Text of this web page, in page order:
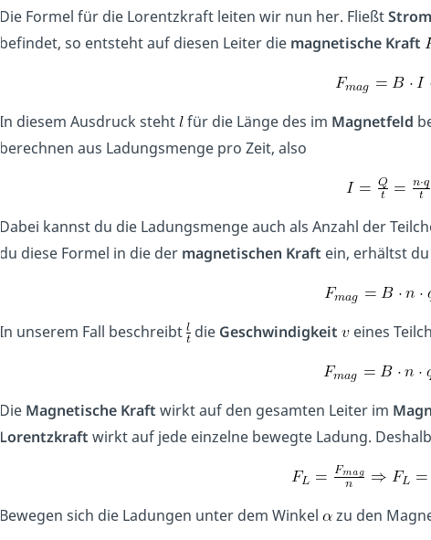
Die Formel für die Lorentzkraft leiten wir nun her. FließtStrom
befindet, so entsteht auf diesen Leiter die magnetische Kraft
In diesem Ausdruck steht für die Länge des im Magnetfeld
berechnen aus Ladungsmenge pro Zeit, also
Dabei kannst du die Ladungsmenge auch als Anzahl der
du diese Formel in die der magnetischen Kraft ein, erhältst
In unserem Fall beschreibt
die Geschwindigkeit
eines
Die Magnetische Kraft wirkt auf den gesamten Leiter im
Lorentzkraft wirkt auf jede einzelne bewegte Ladung.
Bewegen sich die Ladungen unter dem Winkel
zu den